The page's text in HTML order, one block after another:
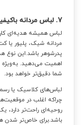
7. لباس مردانه باکیفیت
لباس همیشه هدیه‌ای
مردانه شیک، پلیور یا
پدرشوهر باشد.این نوع
اهمیت می‌دهید. به‌ویژه
شما دقیق‌تر خواهد بود.
لباس‌های کلاسیک یا
چراکه اغلب در
روحیه‌ای راحت‌تر
باشد.برای خاص‌تر شدن